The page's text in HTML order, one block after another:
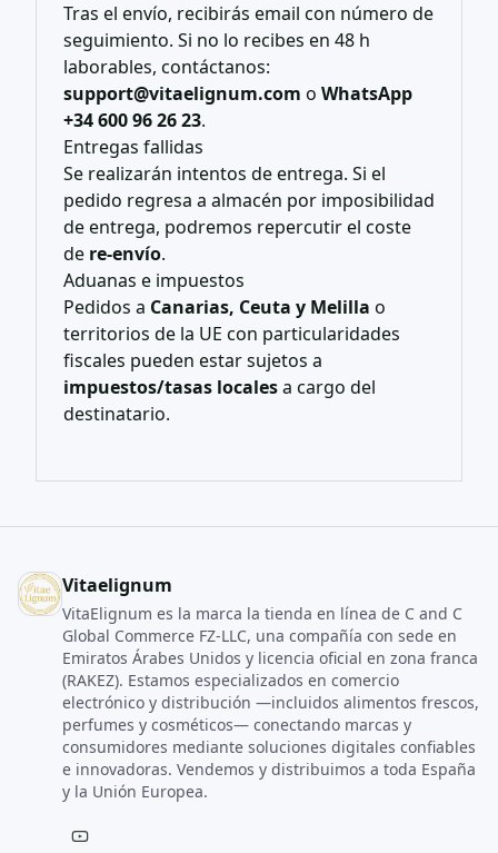
Tras el envío, recibirás email con número de
seguimiento. Si no lo recibes en 48 h
laborables, contáctanos:
support@vitaelignum.com o WhatsApp
+34 600 96 26 23.
Entregas fallidas
Se realizarán intentos de entrega. Si el
pedido regresa a almacén por imposibilidad
de entrega, podremos repercutir el coste
de re-envío.
Aduanas e impuestos
Pedidos a Canarias, Ceuta y Melilla o
territorios de la UE con particularidades
fiscales pueden estar sujetos a
impuestos/tasas localesa cargo del
destinatario.
Vitaelignum
VitaElignum es la marca la tienda en línea de C and C
Global Commerce FZ‑LLC, una compañía con sede en
Emiratos Árabes Unidos y licencia oficial en zona franca
(RAKEZ). Estamos especializados en comercio
electrónico y distribución —incluidos alimentos frescos,
perfumes y cosméticos— conectando marcas y
consumidores mediante soluciones digitales confiables
e innovadoras. Vendemos y distribuimos a toda España
y la Unión Europea.